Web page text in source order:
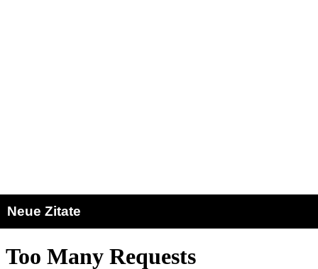
Neue Zitate